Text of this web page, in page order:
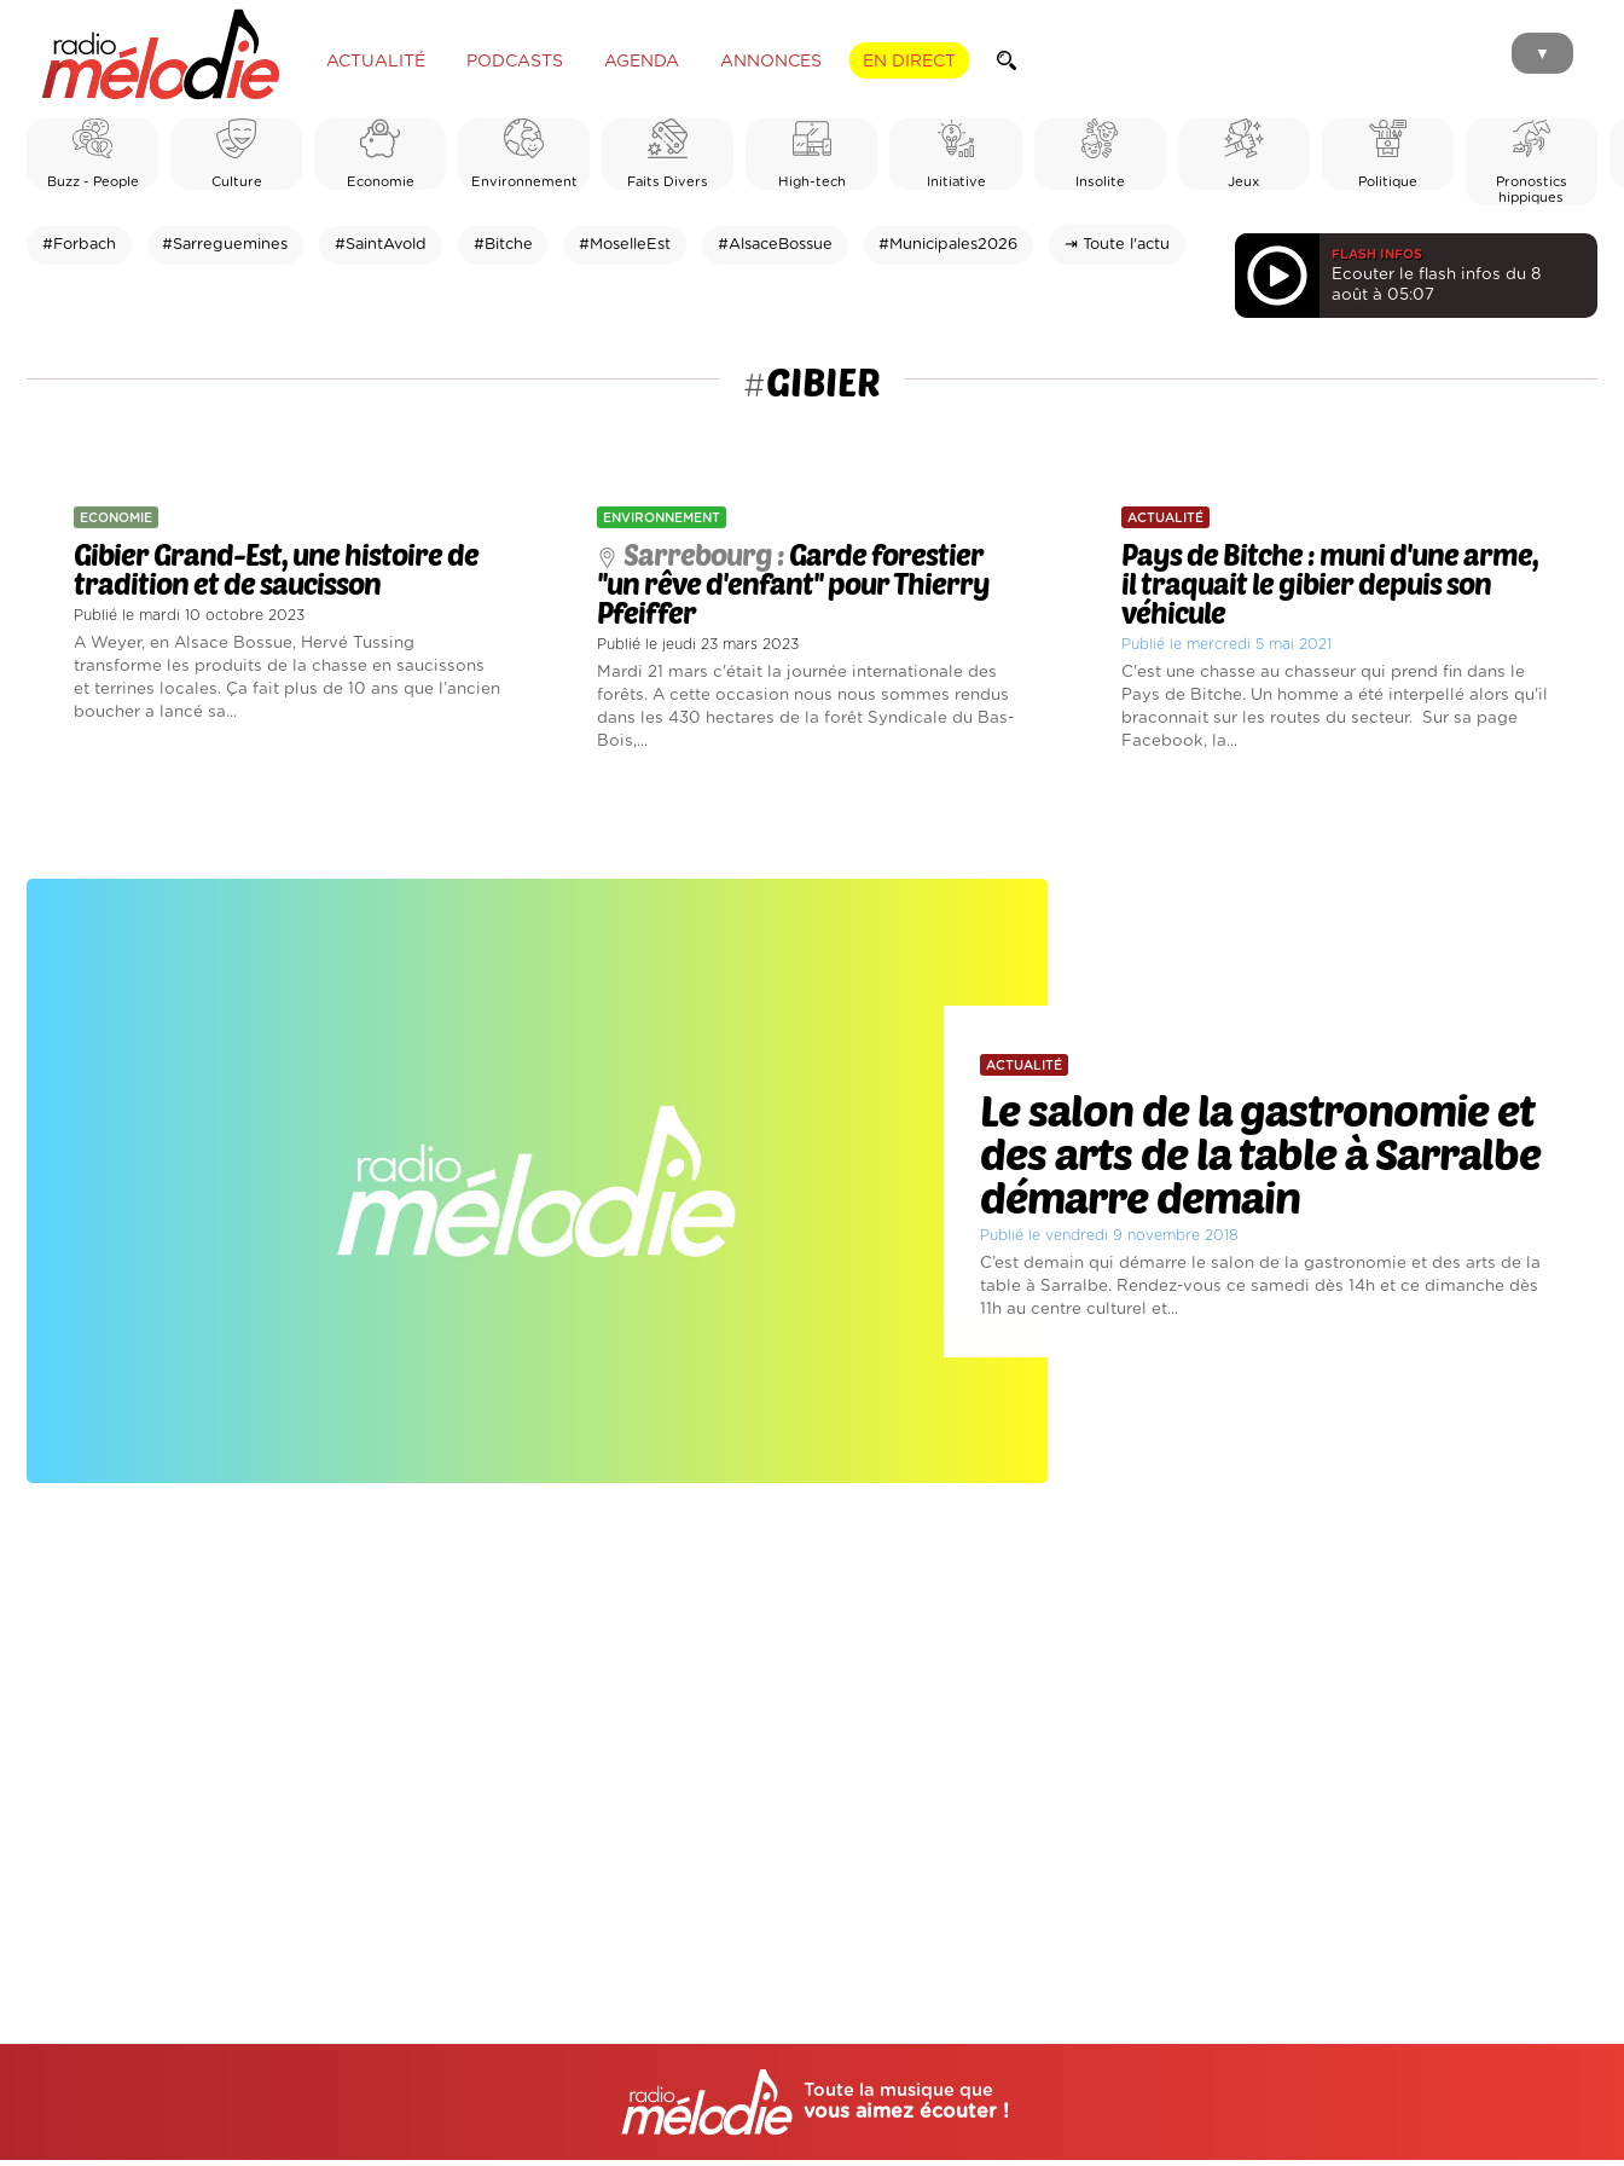
ACTUALITÉ PODCASTS AGENDA ANNONCES EN DIRECT ▼
Buzz - People Culture Economie Environnement Faits Divers High-tech Initiative Insolite Jeux Politique
Pronostics
hippiques
#Forbach #Sarreguemines #SaintAvold #Bitche #MoselleEst #AlsaceBossue #Municipales2026 ⇥ Toute l'actu
FLASH INFOS
Ecouter le flash infos du 8
août à 05:07
#GIBIER
ECONOMIE
Gibier Grand-Est, une histoire de
tradition et de saucisson
Publié le mardi 10 octobre 2023
A Weyer, en Alsace Bossue, Hervé Tussing
transforme les produits de la chasse en saucissons
et terrines locales. Ça fait plus de 10 ans que l’ancien
boucher a lancé sa...
ENVIRONNEMENT
Sarrebourg :Garde forestier
''un rêve d'enfant'' pour Thierry
Pfeiffer
Publié le jeudi 23 mars 2023
Mardi 21 mars c'était la journée internationale des
forêts. A cette occasion nous nous sommes rendus
dans les 430 hectares de la forêt Syndicale du Bas-
Bois,...
ACTUALITÉ
Pays de Bitche : muni d'une arme,
il traquait le gibier depuis son
véhicule
Publié le mercredi 5 mai 2021
C'est une chasse au chasseur qui prend fin dans le
Pays de Bitche. Un homme a été interpellé alors qu'il
braconnait sur les routes du secteur. Sur sa page
Facebook, la...
ACTUALITÉ
Le salon de la gastronomie et
des arts de la table à Sarralbe
démarre demain
Publié le vendredi 9 novembre 2018
C’est demain qui démarre le salon de la gastronomie et des arts de la
table à Sarralbe. Rendez-vous ce samedi dès 14h et ce dimanche dès
11h au centre culturel et...
Toute la musique que
vous aimez écouter !